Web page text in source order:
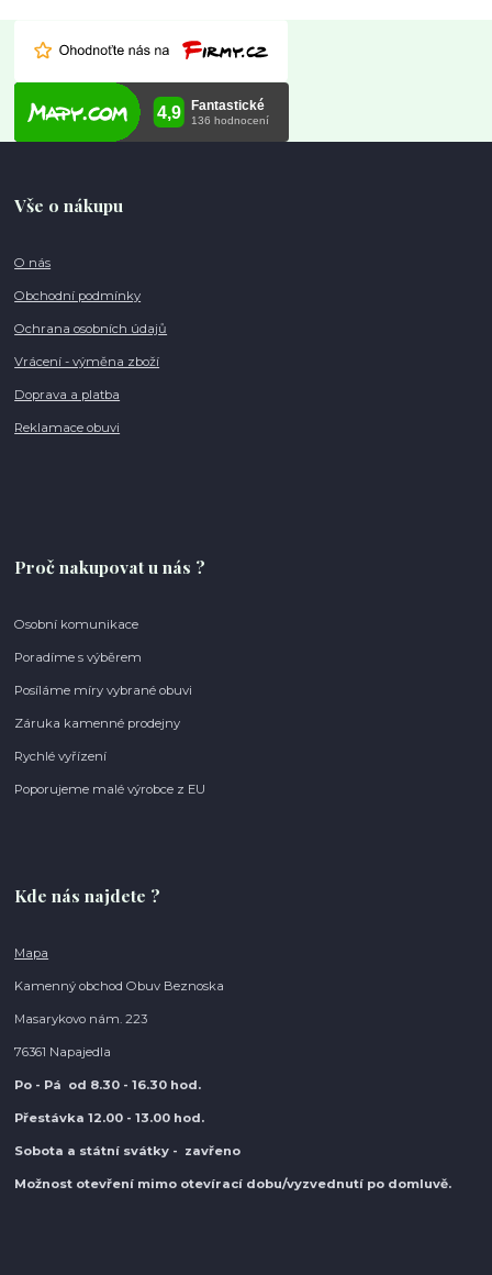
Vše o nákupu
O nás
Obchodní podmínky
Ochrana osobních údajů
Vrácení - výměna zboží
Doprava a platba
Reklamace obuvi
Proč nakupovat u nás ?
Osobní komunikace
Poradíme s výběrem
Posíláme míry vybrané obuvi
Záruka kamenné prodejny
Rychlé vyřízení
Poporujeme malé výrobce z EU
Kde nás najdete ?
Mapa
Kamenný obchod Obuv Beznoska
Masarykovo nám. 223
76361 Napajedla
Po - Pá od 8.30 - 16.30 hod.
Přestávka 12.00 - 13.00 hod.
Sobota a státní svátky - zavřeno
Možnost otevření mimo otevírací dobu/vyzvednutí po domluvě.